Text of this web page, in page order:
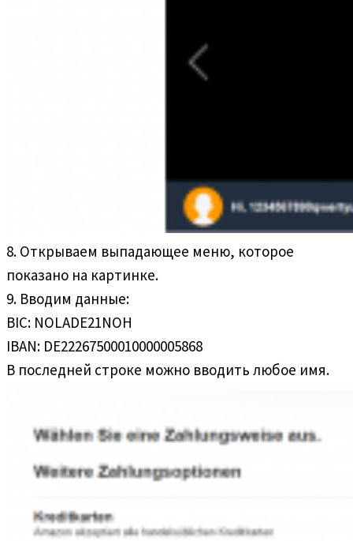
8. Открываем выпадающее меню, которое
показано на картинке.
9. Вводим данные:
BIC: NOLADE21NOH
IBAN: DE22267500010000005868
В последней строке можно вводить любое имя.